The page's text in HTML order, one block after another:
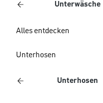
Unterwäsche
Alles entdecken
Unterhosen
Unterhosen